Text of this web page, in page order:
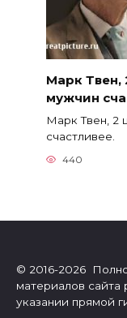
Марк Твен,
мужчин
Марк Твен, 2
счастливее.
440
© 2016-2026
материалов сайта
указании прямой